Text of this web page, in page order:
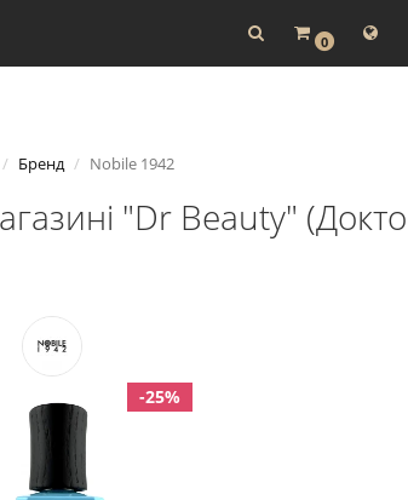
0
Бренд Nobile 1942
"Dr Beauty"
-25%